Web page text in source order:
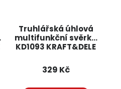
Truhlářská úhlová
multifunkční svěrka
KD1093 KRAFT&DELE
329 Kč